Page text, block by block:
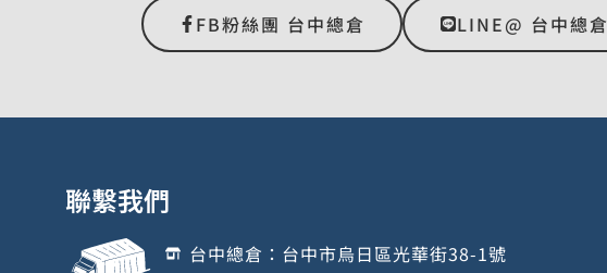
FB粉絲團 台中總倉 LINE@ 台中總倉
聯繫我們
台中總倉：台中市烏日區光華街38-1號